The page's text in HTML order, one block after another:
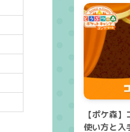
【ポケ森
使い方と入